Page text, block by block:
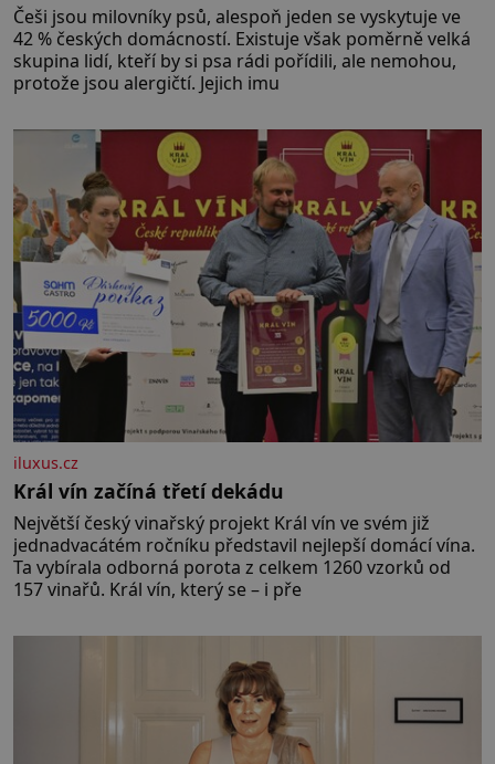
Češi jsou milovníky psů, alespoň jeden se vyskytuje ve
42 % českých domácností. Existuje však poměrně velká
skupina lidí, kteří by si psa rádi pořídili, ale nemohou,
protože jsou alergičtí. Jejich imu
iluxus.cz
Král vín začíná třetí dekádu
Největší český vinařský projekt Král vín ve svém již
jednadvacátém ročníku představil nejlepší domácí vína.
Ta vybírala odborná porota z celkem 1260 vzorků od
157 vinařů. Král vín, který se – i pře